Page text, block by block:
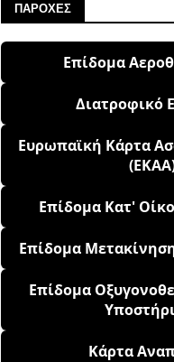
ΠΑΡΟΧΕΣ
Επίδομα
Διατροφικό
Ευρωπαϊκή Κάρτα
Επίδομα Κατ'
Επίδομα
Επίδομα
Κάρτα